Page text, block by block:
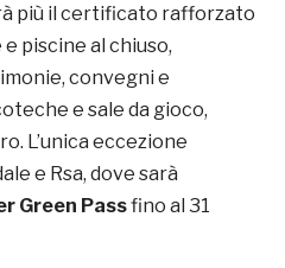
più il certificato rafforzato
piscine al chiuso,
convegni e
e sale da gioco,
L’unica eccezione
e Rsa, dove sarà
Green Passfino al 31